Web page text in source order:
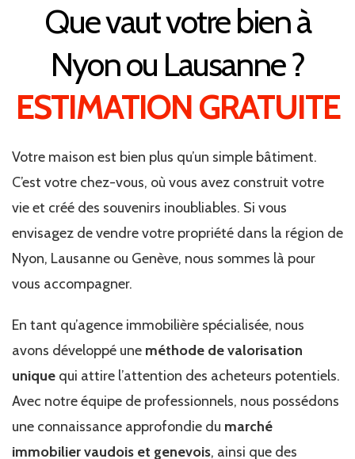
Que vaut votre bien à
Nyon ou Lausanne ?
ESTIMATION GRATUITE
Votre maison est bien plus qu’un simple bâtiment.
C’est votre chez-vous, où vous avez construit votre
vie et créé des souvenirs inoubliables. Si vous
envisagez de vendre votre propriété dans la région de
Nyon, Lausanne ou Genève, nous sommes là pour
vous accompagner.
En tant qu’agence immobilière spécialisée, nous
avons développé une méthode de valorisation
unique qui attire l’attention des acheteurs potentiels.
Avec notre équipe de professionnels, nous possédons
une connaissance approfondie du marché
immobilier vaudois et genevois, ainsi que des